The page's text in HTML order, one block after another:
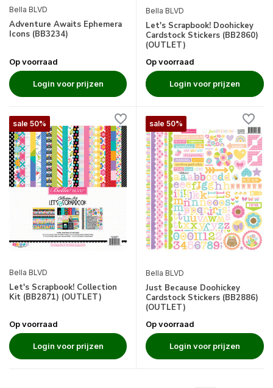
Bella BLVD
Adventure Awaits Ephemera
Icons (BB3234)
Op voorraad
Login voor prijzen
Bella BLVD
Let's Scrapbook! Doohickey
Cardstock Stickers (BB2860)
(OUTLET)
Op voorraad
Login voor prijzen
sale 50%
Bella BLVD
Let's Scrapbook! Collection
Kit (BB2871) (OUTLET)
Op voorraad
Login voor prijzen
sale 50%
Bella BLVD
Just Because Doohickey
Cardstock Stickers (BB2886)
(OUTLET)
Op voorraad
Login voor prijzen